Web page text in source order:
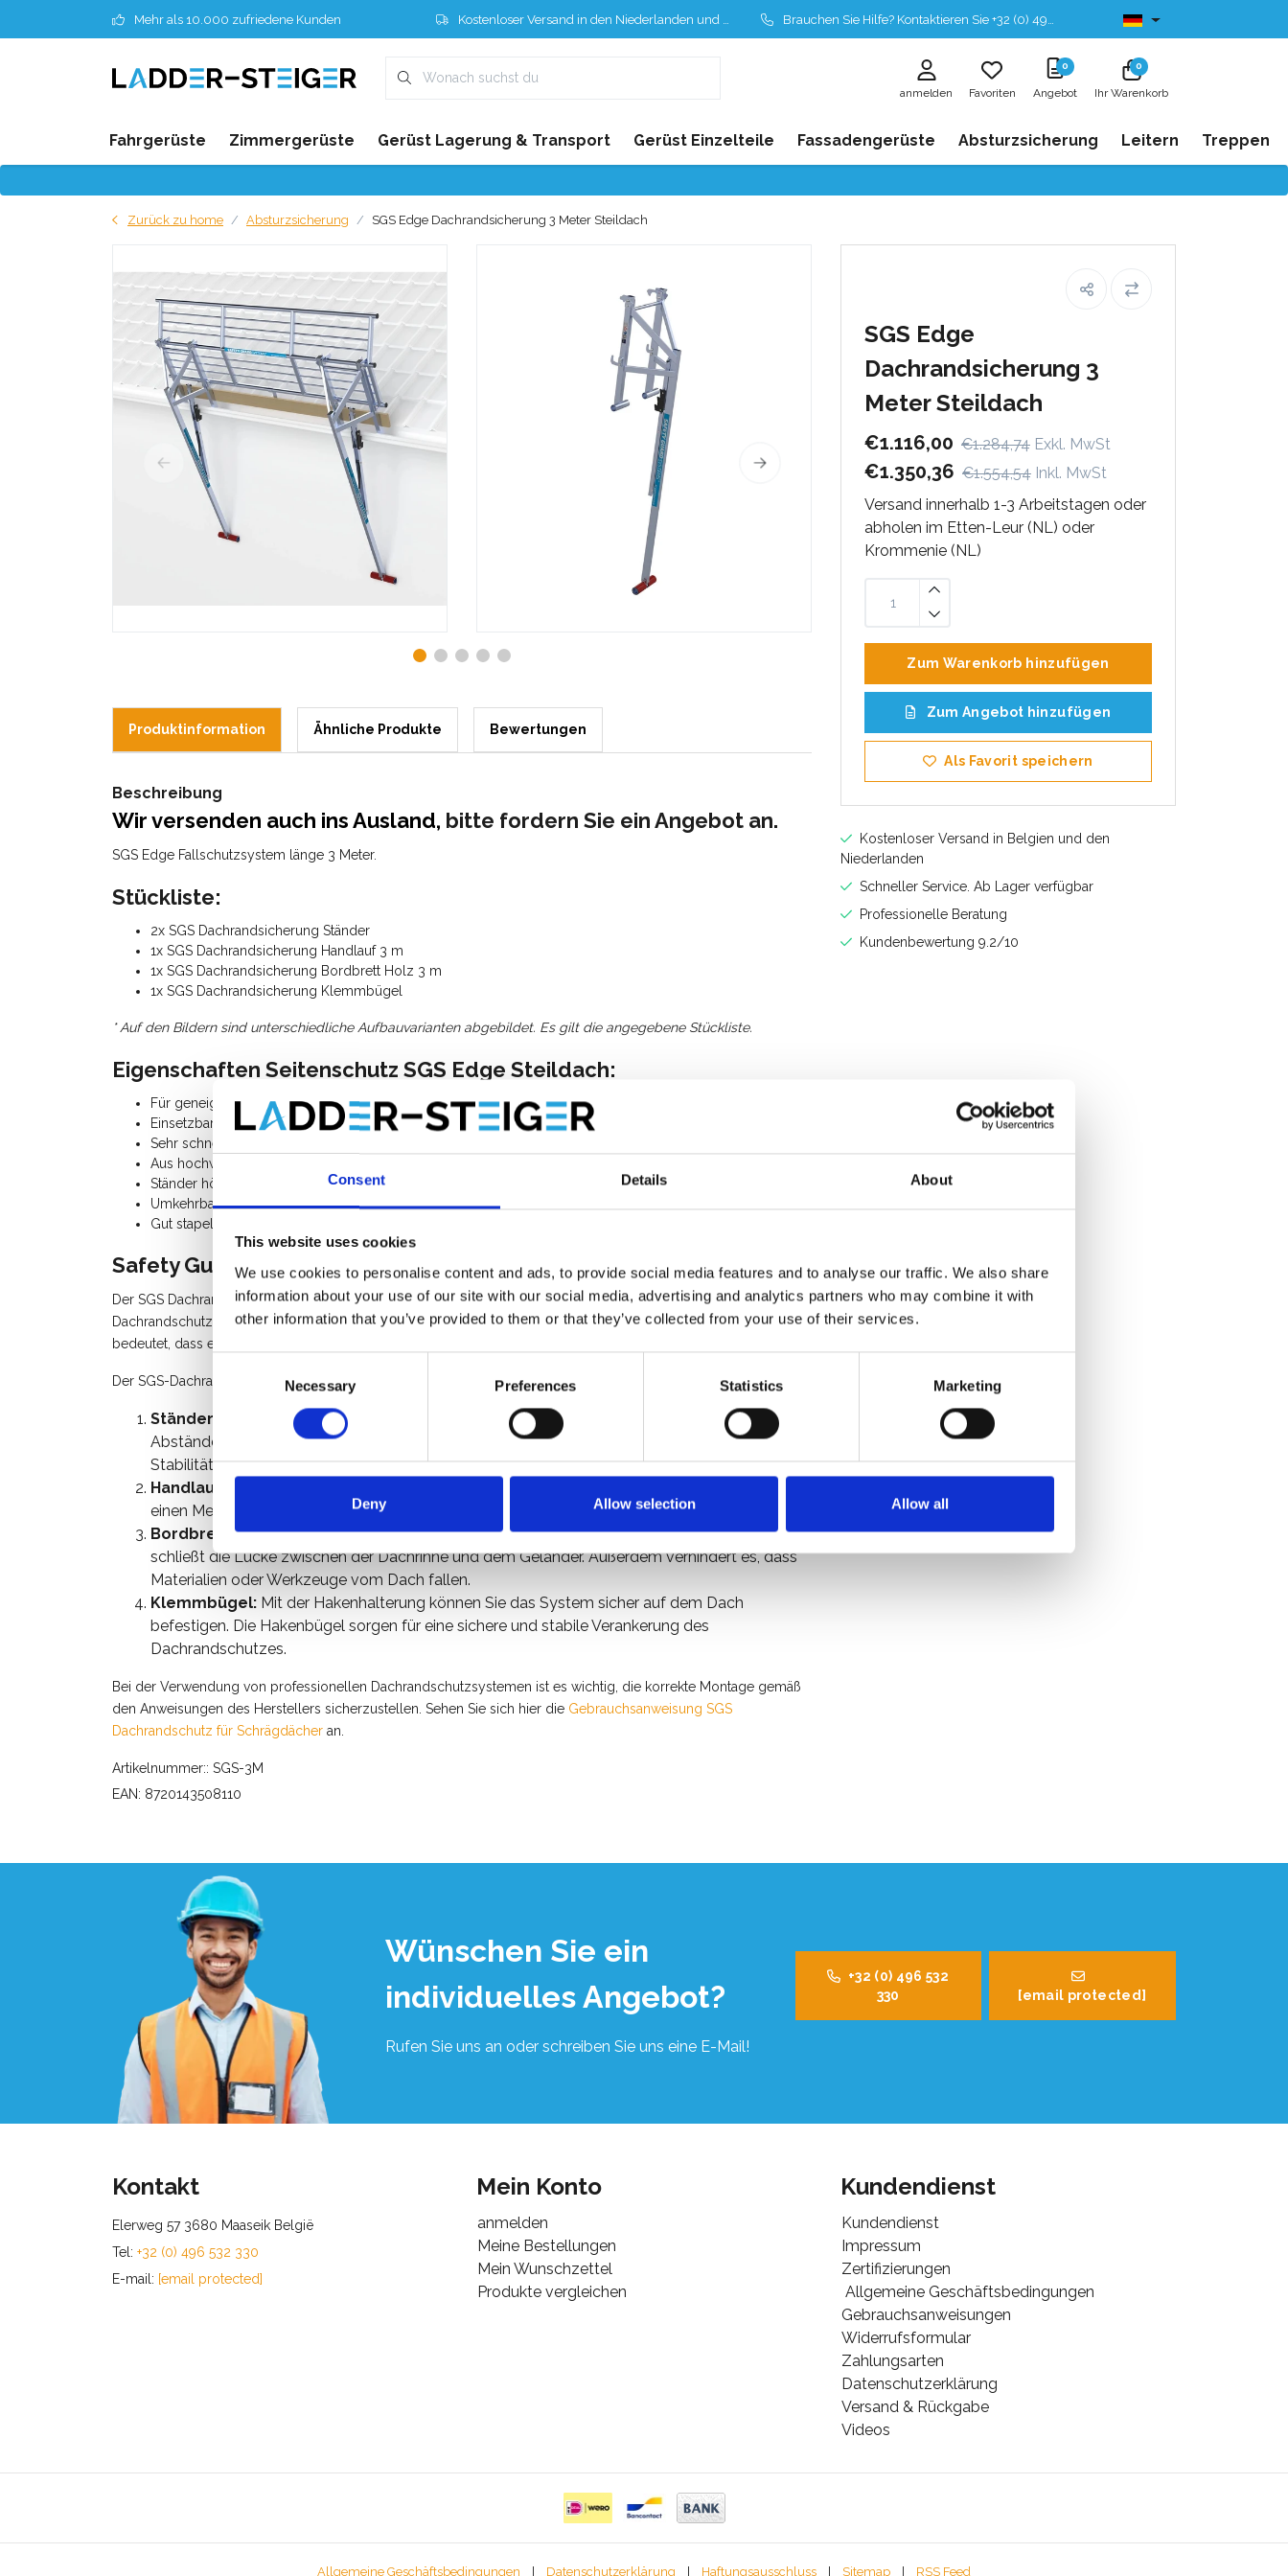
Consent Details About
This website uses cookies
We use cookies to personalise content and ads, to provide social media features and to analyse our traffic. We also share
information about your use of our site with our social media, advertising and analytics partners who may combine it with
other information that you’ve provided to them or that they’ve collected from your use of their services.
Selection
Necessary Preferences Statistics Marketing
Deny Allow selection Allow all
Mehr als 10.000 zufriedene Kunden Kostenloser Versand in den Niederlanden und Belgien Brauchen Sie Hilfe? Kontaktieren Sie +32 (0) 496 532 330 Ab lager lieferbar
anmelden Favoriten
0
Angebot
0
Ihr Warenkorb
Fahrgerüste Zimmergerüste Gerüst Lagerung & Transport Gerüst Einzelteile Fassadengerüste Absturzsicherung Leitern Treppen
Zurück zu home Absturzsicherung SGS Edge Dachrandsicherung 3 Meter Steildach
SGS Edge
Dachrandsicherung 3
Meter Steildach
€1.116,00 €1.284,74 Exkl. MwSt
€1.350,36 €1.554,54 Inkl. MwSt
Versand innerhalb 1-3 Arbeitstagen oder
abholen im Etten-Leur (NL) oder
Krommenie (NL)
Zum Warenkorb hinzufügen
Zum Angebot hinzufügen
Als Favorit speichern
Kostenloser Versand in Belgien und den
Niederlanden
Schneller Service. Ab Lager verfügbar
Professionelle Beratung
Kundenbewertung 9.2/10
Produktinformation Ähnliche Produkte Bewertungen
Beschreibung
Wir versenden auch ins Ausland, bitte fordern Sie ein Angebot an.
SGS Edge Fallschutzsystem länge 3 Meter.
Stückliste:
2x SGS Dachrandsicherung Ständer
1x SGS Dachrandsicherung Handlauf 3 m
1x SGS Dachrandsicherung Bordbrett Holz 3 m
1x SGS Dachrandsicherung Klemmbügel
* Auf den Bildern sind unterschiedliche Aufbauvarianten abgebildet. Es gilt die angegebene Stückliste.
Eigenschaften Seitenschutz SGS Edge Steildach:
Für geneigte Dächer bis 60° Dachneigung.
Einsetzbar bei Hindernissen am Boden oder an der Fassade.
Sehr schnell und einfach zu montieren.
Aus hochwertigem Aluminium gefertigt, sehr leicht.
Ständer höhenverstellbar, stützt sich gegen die Fassade ab.
Umkehrbares Gitter.
Gut stapelbar und leicht zu transportieren.
Safety Guard Systems Edge Absturzsicherung für steile Dächer
Der SGS Dachrandschutz ist der neue systeem Dachrandschutzsystem für ein geneigtes Dach. Der SGS
Dachrandschutz hat die höchstmögliche Qualifikation EN 13374 Klasse C und TÜV NORD 2400-A-480. Das
bedeutet, dass er auf g
Der SGS-Dachrandschutz besteht aus den folgenden Komponenten:
Ständer : Der Dachrandschutz wird von stabilen Pfosten getragen, die in regelmäßigen
Abständen entlang des Dachrandes angebracht sind. Diese Stützen verleihen dem System
Stabilität und Festigkeit.
Handlauf:
einen Meter. Dieser Handlauf verhindert, dass Personen über den Dachrand stürzen.
Bordbrett
: An der Unterseite des Geländers ist ein Seitenbrett angebracht. Dieses Holzbrett
schließt die Lücke zwischen der Dachrinne und dem Geländer. Außerdem verhindert es, dass
Materialien oder Werkzeuge vom Dach fallen.
Klemmbügel: Mit der Hakenhalterung können Sie das System sicher auf dem Dach
befestigen. Die Hakenbügel sorgen für eine sichere und stabile Verankerung des
Dachrandschutzes.
Bei der Verwendung von professionellen Dachrandschutzsystemen ist es wichtig, die korrekte Montage gemäß
den Anweisungen des Herstellers sicherzustellen. Sehen Sie sich hier die Gebrauchsanweisung SGS
Dachrandschutz für Schrägdächer an.
Artikelnummer:: SGS-3M
EAN: 8720143508110
Wünschen Sie ein
individuelles Angebot?
Rufen Sie uns an oder schreiben Sie uns eine E-Mail!
+32 (0) 496 532
330
[email protected]
Kontakt
Elerweg 57 3680 Maaseik België
Tel: +32 (0) 496 532 330
E-mail: [email protected]
Mein Konto
anmelden
Meine Bestellungen
Mein Wunschzettel
Produkte vergleichen
Kundendienst
Kundendienst
Impressum
Zertifizierungen
Allgemeine Geschäftsbedingungen
Gebrauchsanweisungen
Widerrufsformular
Zahlungsarten
Datenschutzerklärung
Versand & Rückgabe
Videos
Allgemeine Geschäftsbedingungen Datenschutzerklärung Haftungsausschluss Sitemap RSS Feed